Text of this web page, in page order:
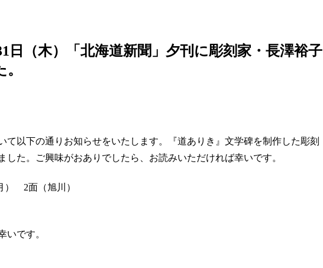
日（木）「北海道新聞」夕刊に彫刻家・長澤裕子
て以下の通りお知らせをいたします。『道ありき』文学碑を制作した彫刻
た。ご興味がおありでしたら、お読みいただければ幸いです。
2面（旭川）
いです。